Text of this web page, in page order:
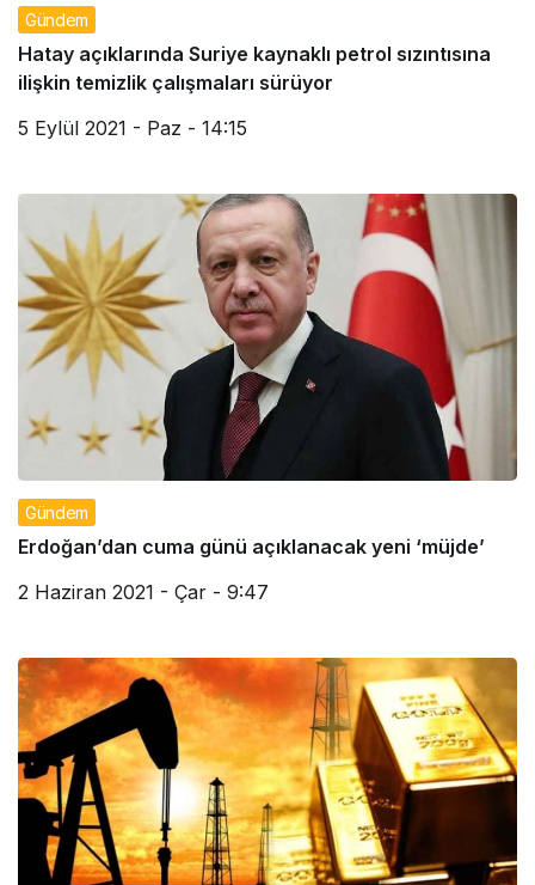
Gündem
Hatay açıklarında Suriye kaynaklı petrol sızıntısına
ilişkin temizlik çalışmaları sürüyor
5 Eylül 2021 - Paz - 14:15
Gündem
Erdoğan’dan cuma günü açıklanacak yeni ‘müjde’
2 Haziran 2021 - Çar - 9:47